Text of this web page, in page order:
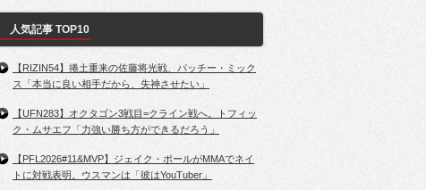
人気記事 TOP10
【RIZIN54】捲土重来の佐藤将光戦、パッチー・ミック
ス「本当に良い相手だから、失神させたい」
【UFN283】オクタゴン3戦目=クライン戦へ。トフィッ
ク・ムサエフ「力強い勝ち方ができるだろう」
【PFL2026#11&MVP】ジェイク・ポールがMMAでネイ
トに対戦表明。ウスマンは「彼はYouTuber」